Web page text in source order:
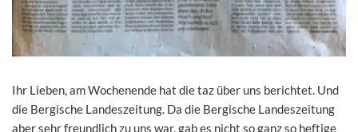
Ihr Lieben, am Wochenende hat die taz über uns berichtet. Und
die Bergische Landeszeitung. Da die Bergische Landeszeitung
aber sehr freundlich zu uns war, gab es nicht so ganz so heftige